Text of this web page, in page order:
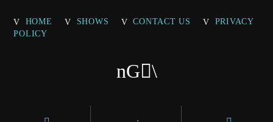
HOME SHOWS CONTACT US
PRIVACY
POLICY